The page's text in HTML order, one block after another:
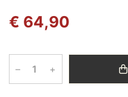
€ 64,90
– +